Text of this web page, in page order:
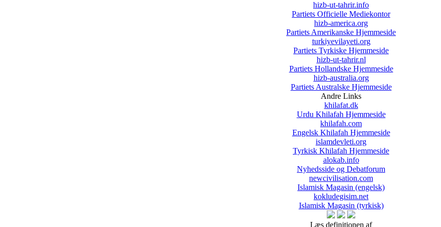
hizb-ut-tahrir.info
Partiets Officielle Mediekontor
hizb-america.org
Partiets Amerikanske Hjemmeside
turkiyevilayeti.org
Partiets Tyrkiske Hjemmeside
hizb-ut-tahrir.nl
Partiets Hollandske Hjemmeside
hizb-australia.org
Partiets Australske Hjemmeside
Andre Links
khilafat.dk
Urdu Khilafah Hjemmeside
khilafah.com
Engelsk Khilafah Hjemmeside
islamdevleti.org
Tyrkisk Khilafah Hjemmeside
alokab.info
Nyhedsside og Debatforum
newcivilisation.com
Islamisk Magasin (engelsk)
kokludegisim.net
Islamisk Magasin (tyrkisk)
Læs definitionen af